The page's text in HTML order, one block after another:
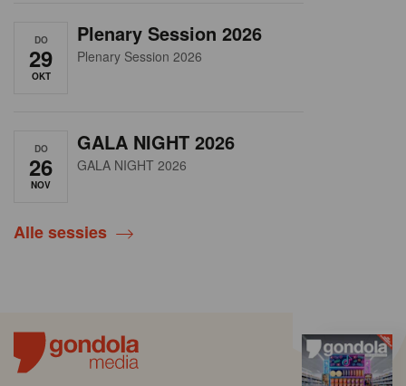
DO
29
OKT
Plenary Session 2026
Plenary Session 2026
DO
26
NOV
GALA NIGHT 2026
GALA NIGHT 2026
Alle sessies